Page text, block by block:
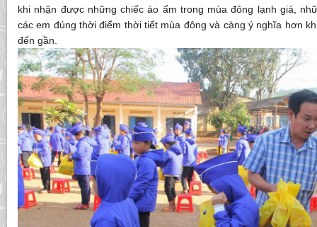
khi nhận được những chiếc áo ấm trong mùa đông lạnh giá,
các em đúng thời điểm thời tiết mùa đông và càng ý nghĩa hơn
đến gần.